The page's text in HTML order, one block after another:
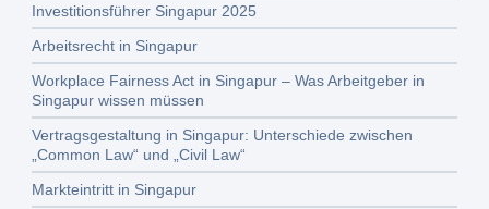
Investitionsführer Singapur 2025
Arbeitsrecht in Singapur
Workplace Fairness Act in Singapur – Was Arbeitgeber in
Singapur wissen müssen
Vertragsgestaltung in Singapur: Unterschiede zwischen
„Common Law“ und „Civil Law“
Markteintritt in Singapur